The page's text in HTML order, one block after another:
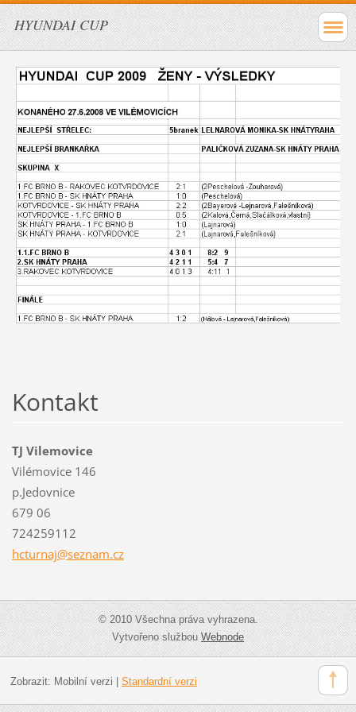
HYUNDAI CUP
Kontakt
TJ Vilemovice
Vilémovice 146
p.Jedovnice
679 06
724259112
hcturnaj@seznam.cz
© 2010 Všechna práva vyhrazena.
Vytvořeno službouWebnode
Zobrazit: Mobilní verzi Standardní verzi